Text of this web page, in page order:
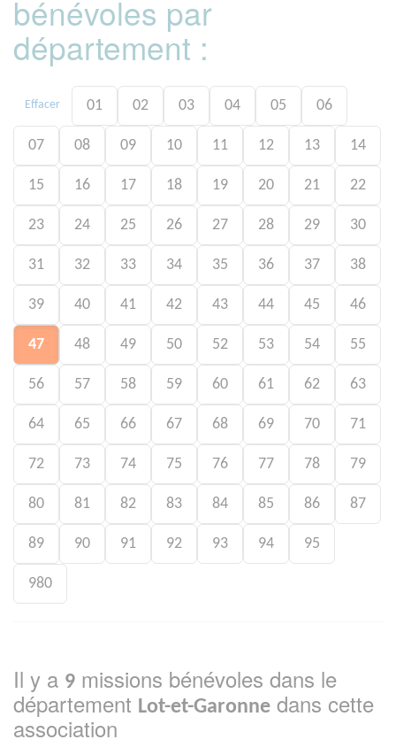
bénévoles par
département :
Effacer 01 02 03 04 05 06
07 08 09 10 11 12 13 14
15 16 17 18 19 20 21 22
23 24 25 26 27 28 29 30
31 32 33 34 35 36 37 38
39 40 41 42 43 44 45 46
47 48 49 50 52 53 54 55
56 57 58 59 60 61 62 63
64 65 66 67 68 69 70 71
72 73 74 75 76 77 78 79
80 81 82 83 84 85 86 87
89 90 91 92 93 94 95
980
Il y a 9 missions bénévoles dans le
département Lot-et-Garonne dans cette
association